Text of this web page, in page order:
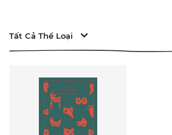
Tất Cả Thể Loại